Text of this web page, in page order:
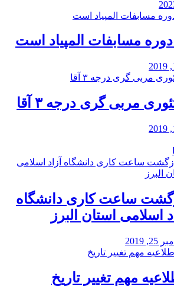
مسابفات المپیاد است
مربی گری درجه ۳ آقا
ساعت کاری دانشگاه
اسلامی استان البرز
2019
مهم تغییر تاریخ